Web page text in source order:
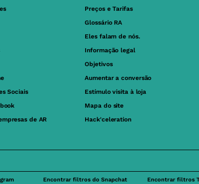
Sociais
de AR
Preços e Tarifas
Glossário RA
Eles falam de nós.
Informação legal
Objetivos
Aumentar a conversão
Estímulo visita à loja
Mapa do site
Hack'celeration
Encontrar filtros do Snapchat Encontrar filtros